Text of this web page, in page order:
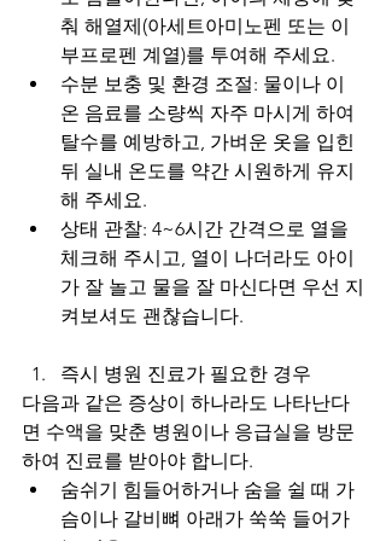
춰 해열제(아세트아미노펜 또는 이
부프로펜 계열)를 투여해 주세요.
수분 보충 및 환경 조절: 물이나 이
온 음료를 소량씩 자주 마시게 하여
탈수를 예방하고, 가벼운 옷을 입힌
뒤 실내 온도를 약간 시원하게 유지
해 주세요.
상태 관찰: 4~6시간 간격으로 열을
체크해 주시고, 열이 나더라도 아이
가 잘 놀고 물을 잘 마신다면 우선 지
켜보셔도 괜찮습니다.
즉시 병원 진료가 필요한 경우
다음과 같은 증상이 하나라도 나타난다
면 수액을 맞춘 병원이나 응급실을 방문
하여 진료를 받아야 합니다.
숨쉬기 힘들어하거나 숨을 쉴 때 가
슴이나 갈비뼈 아래가 쑥쑥 들어가